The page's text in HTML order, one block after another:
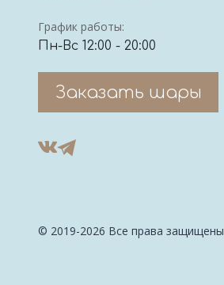
График работы:
Пн-Вс 12:00 - 20:00
Заказать шары
© 2019-2026 Все права защищены